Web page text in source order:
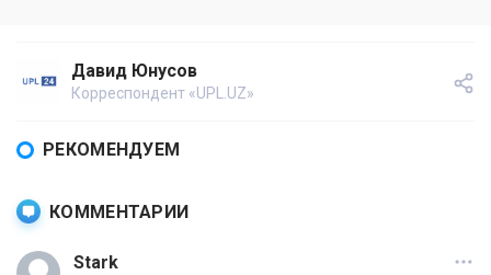
Давид Юнусов
Корреспондент «UPL.UZ»
РЕКОМЕНДУЕМ
КОММЕНТАРИИ
Stark